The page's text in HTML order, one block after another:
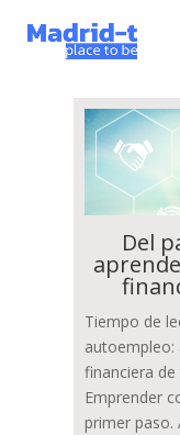
Del
Tiempo de
autoempleo:
financiera
Emprender
primer paso.